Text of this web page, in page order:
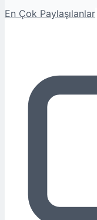
En Çok Paylaşılanlar